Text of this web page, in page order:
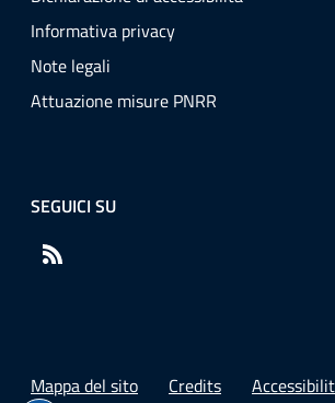
Informativa privacy
Note legali
Attuazione misure PNRR
SEGUICI SU
Mappa del sito Credits